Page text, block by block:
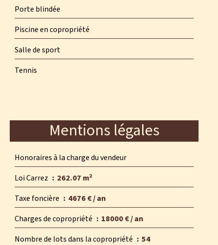
Porte blindée
Piscine en copropriété
Salle de sport
Tennis
Mentions légales
Honoraires à la charge du vendeur
Loi Carrez
262.07 m²
Taxe foncière
4676 € / an
Charges de copropriété
18000 € / an
Nombre de lots dans la copropriété
54